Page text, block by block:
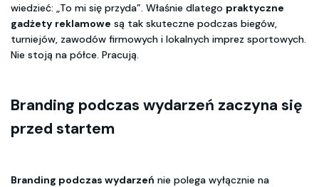
wiedzieć: „To mi się przyda”. Właśnie dlatego praktyczne
gadżety reklamowe są tak skuteczne podczas biegów,
turniejów, zawodów firmowych i lokalnych imprez sportowych.
Nie stoją na półce. Pracują.
Branding podczas wydarzeń zaczyna się
przed startem
Branding podczas wydarzeń nie polega wyłącznie na